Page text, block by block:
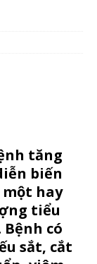
tăng
biến
hay
tiểu
có
sắt, cắt